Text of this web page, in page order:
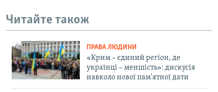
Читайте також
ПРАВА ЛЮДИНИ
«Крим – єдиний регіон, де
українці – меншість»: дискусія
навколо нової пам'ятної дати